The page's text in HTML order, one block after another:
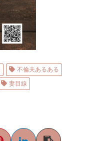
不倫夫あるある
妻目線